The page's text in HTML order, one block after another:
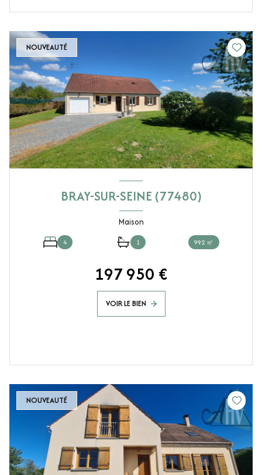
NOUVEAUTÉ
BRAY-SUR-SEINE (77480)
Maison
4 1 992 ㎡
197 950 €
VOIR LE BIEN
NOUVEAUTÉ